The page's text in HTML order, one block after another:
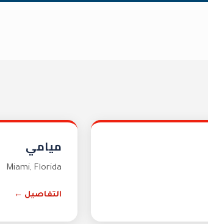
ميامي
Miami, Florida
التفاصيل ←